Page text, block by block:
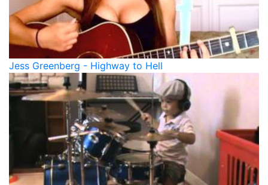
Jess Greenberg - Highway to Hell